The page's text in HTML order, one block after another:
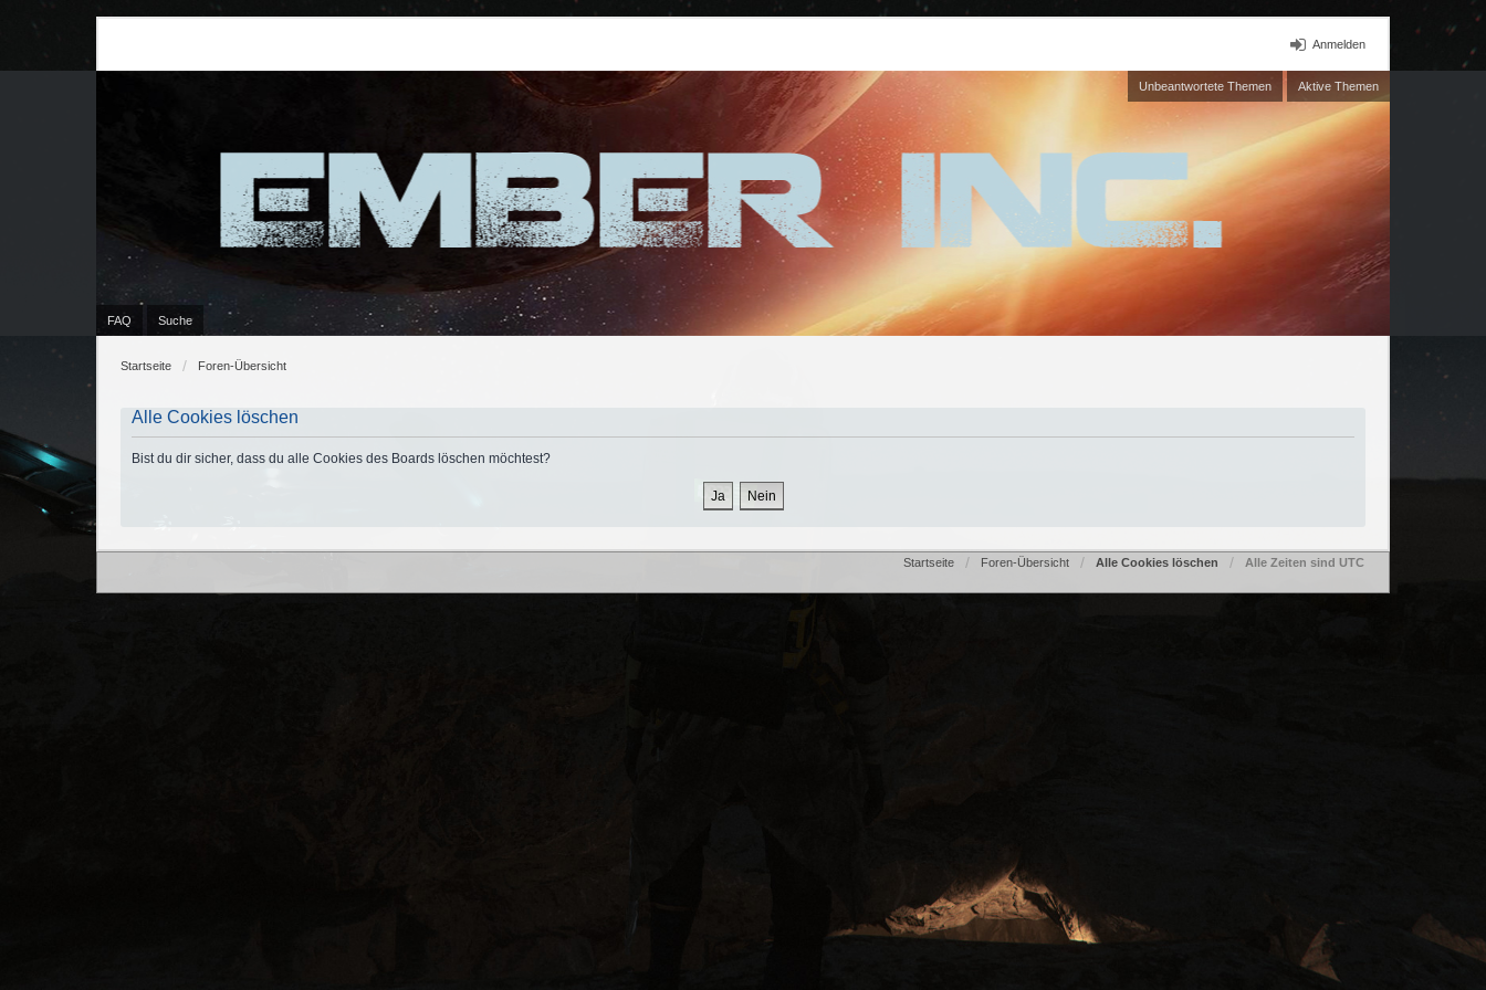
Anmelden
Unbeantwortete Themen Aktive Themen
FAQ Suche
Startseite Foren-Übersicht
Alle Cookies löschen
Bist du dir sicher, dass du alle Cookies des Boards löschen möchtest?
Startseite Foren-Übersicht Alle Cookies löschen Alle Zeiten sind UTC